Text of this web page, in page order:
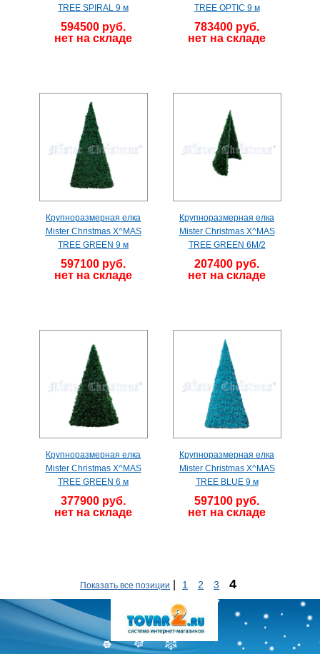
TREE SPIRAL 9 м
594500 руб.
нет на складе
TREE OPTIC 9 м
783400 руб.
нет на складе
Крупноразмерная елка
Mister Christmas X^MAS
TREE GREEN 9 м
597100 руб.
нет на складе
Крупноразмерная елка
Mister Christmas X^MAS
TREE GREEN 6M/2
207400 руб.
нет на складе
Крупноразмерная елка
Mister Christmas X^MAS
TREE GREEN 6 м
377900 руб.
нет на складе
Крупноразмерная елка
Mister Christmas X^MAS
TREE BLUE 9 м
597100 руб.
нет на складе
Показать все позиции 1 2 3 4